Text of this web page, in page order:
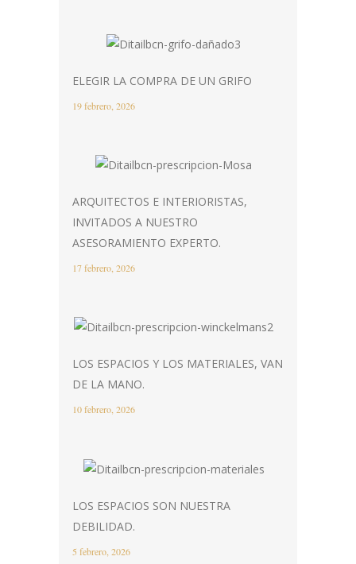
ELEGIR LA COMPRA DE UN GRIFO
19 febrero, 2026
ARQUITECTOS E INTERIORISTAS,
INVITADOS A NUESTRO
ASESORAMIENTO EXPERTO.
17 febrero, 2026
LOS ESPACIOS Y LOS MATERIALES, VAN
DE LA MANO.
10 febrero, 2026
LOS ESPACIOS SON NUESTRA
DEBILIDAD.
5 febrero, 2026